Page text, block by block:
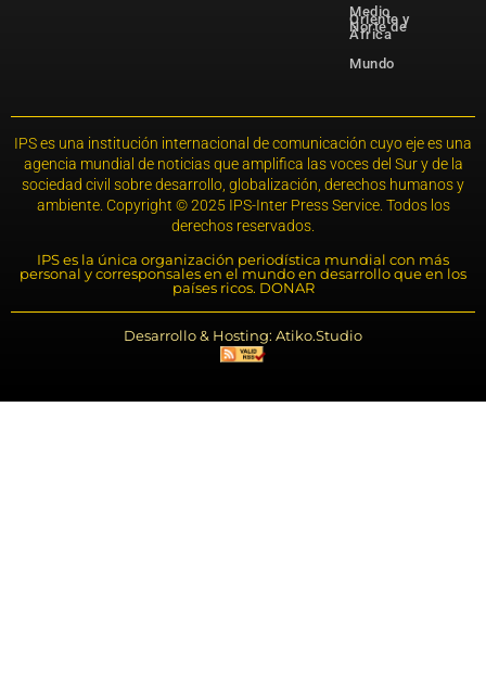
Medio
Oriente y
Norte de
África
Mundo
IPS es una institución internacional de comunicación cuyo eje es una
agencia mundial de noticias que amplifica las voces del Sur y de la
sociedad civil sobre desarrollo, globalización, derechos humanos y
ambiente. Copyright © 2025 IPS-Inter Press Service. Todos los
derechos reservados.
IPS es la única organización periodística mundial con más
personal y corresponsales en el mundo en desarrollo que en los
países ricos. DONAR
Desarrollo & Hosting: Atiko.Studio